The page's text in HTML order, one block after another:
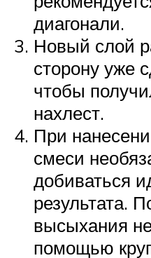
диагонали.
Новый слой
сторону уже
чтобы
нахлест.
При
смеси
добиваться
результата.
высыхания
помощью